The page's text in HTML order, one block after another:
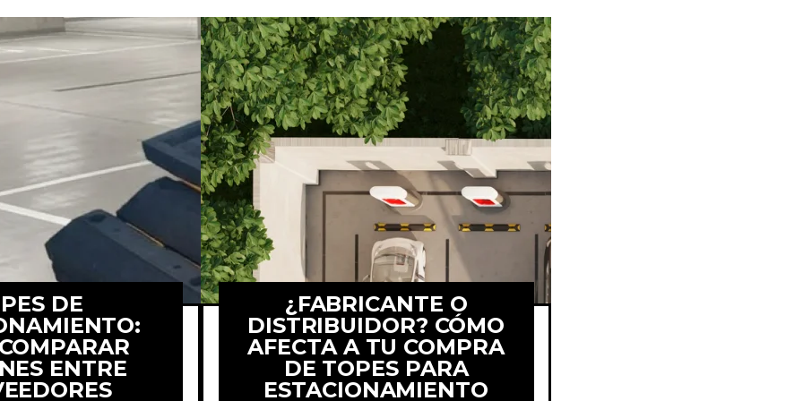
DE
ENTRE
a comparar
¿FABRICANTE O
DISTRIBUIDOR? CÓMO
AFECTA A TU COMPRA
DE TOPES PARA
ESTACIONAMIENTO
Comparamos comprar topes